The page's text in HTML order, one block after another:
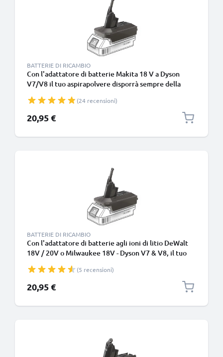
BATTERIE DI RICAMBIO
Con l'adattatore di batterie Makita 18 V a Dyson
V7/V8 il tuo aspirapolvere disporrà sempre della
(24 recensioni)
20,95 €
BATTERIE DI RICAMBIO
Con l'adattatore di batterie agli ioni di litio DeWalt
18V / 20V o Milwaukee 18V - Dyson V7 & V8, il tuo
necessaria per le sessioni di pulizia profonda
(5 recensioni)
20,95 €